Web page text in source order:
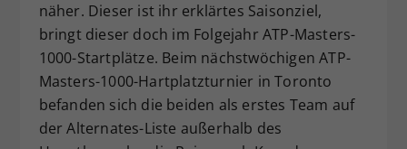
näher. Dieser ist ihr erklärtes Saisonziel,
bringt dieser doch im Folgejahr ATP-Masters-
1000-Startplätze. Beim nächstwöchigen ATP-
Masters-1000-Hartplatzturnier in Toronto
befanden sich die beiden als erstes Team auf
der Alternates-Liste außerhalb des